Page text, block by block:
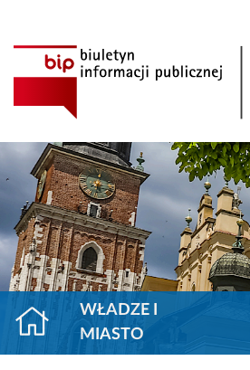
WŁADZE I
MIASTO